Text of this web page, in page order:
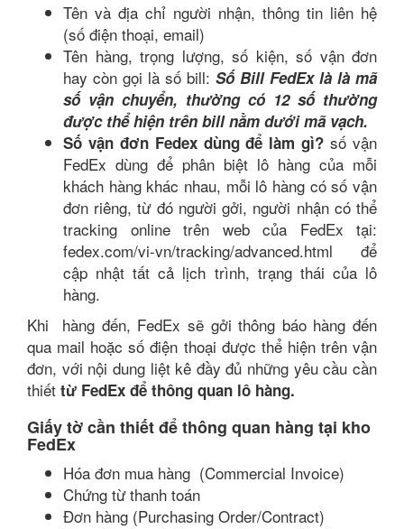
Tên và địa chỉ người nhận, thông tin liên hệ
(số điện thoại, email)
Tên hàng, trọng lượng, số kiện, số vận đơn
hay còn gọi là số bill: Số Bill FedEx là là mã
số vận chuyển, thường có 12 số thường
được thể hiện trên bill nằm dưới mã vạch.
Số vận đơn Fedex dùng để làm gì? số vận
FedEx dùng để phân biệt lô hàng của mỗi
khách hàng khác nhau, mỗi lô hàng có số vận
đơn riêng, từ đó người gởi, người nhận có thể
tracking online trên web của FedEx tại:
fedex.com/vi-vn/tracking/advanced.html để
cập nhật tất cả lịch trình, trạng thái của lô
hàng.
Khi hàng đến, FedEx sẽ gởi thông báo hàng đến
qua mail hoặc số điện thoại được thể hiện trên vận
đơn, với nội dung liệt kê đầy đủ những yêu cầu cần
thiết từ FedEx để thông quan lô hàng.
Giấy tờ cần thiết để thông quan hàng tại kho
FedEx
Hóa đơn mua hàng (Commercial Invoice)
Chứng từ thanh toán
Đơn hàng (Purchasing Order/Contract)